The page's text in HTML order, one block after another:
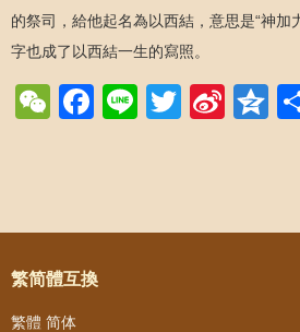
的祭司，給他起名為以西結，意思是“神加
字也成了以西結一生的寫照。
WeChat
Facebook
LineTwitter
Sina
Post navigation
繁简體互換
繁體 简体